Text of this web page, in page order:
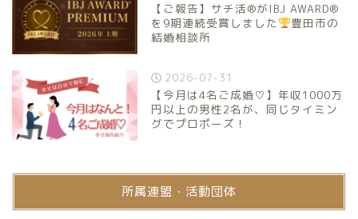
【ご報告】サチ活®がIBJ AWARD®
を9期連続受賞しました
豊田市の
結婚相談所
2026-07-31
【今月は4名ご成婚♡】年収1000万
円以上の男性2名が、同じタイミン
グでプロポーズ！
所属連盟・活動団体